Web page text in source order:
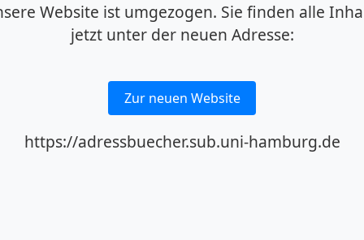
Website ist umgezogen. Sie finden alle
jetzt unter der neuen Adresse:
Zur neuen Website
https://adressbuecher.sub.uni-hamburg.de